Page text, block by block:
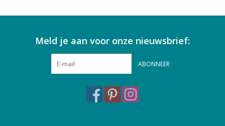
Meld je aan voor onze nieuwsbrief:
ABONNEER